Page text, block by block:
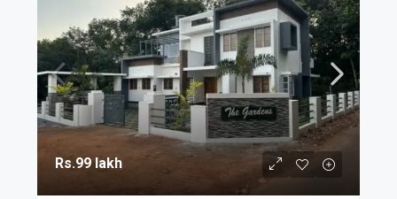
Rs.99 lakh